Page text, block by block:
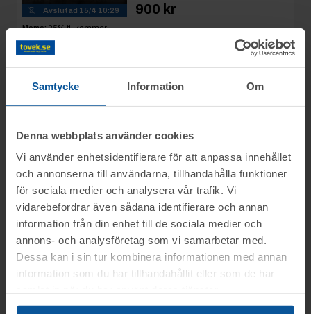
Samtycke Information Om
Denna webbplats använder cookies
Vi använder enhetsidentifierare för att anpassa innehållet
och annonserna till användarna, tillhandahålla funktioner
för sociala medier och analysera vår trafik. Vi
vidarebefordrar även sådana identifierare och annan
information från din enhet till de sociala medier och
annons- och analysföretag som vi samarbetar med.
Dessa kan i sin tur kombinera informationen med annan
information som du har tillhandahållit eller som de har
Avslutad 15/4 10:29
Moms:25% tillkommer
Slagavgift:
moms
900 kr
Se mer info
2025-04-15
22
Avslutad15/4 10:30
Moms:25% tillkommer
Slagavgift:
120 kr
exkl.
moms
Göteborg
Slutpris:
350 kr Sillen69
Se mer info
2025-04-15 Rop 12:De Longhi
Kaffemaskin